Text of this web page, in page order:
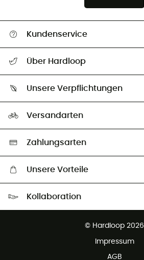
Kundenservice
Größentabelle
Vertrag widerrufen
Über Hardloop
Unsere Botschafter
Unsere Verpflichtungen
Auswahl an nachhaltigen Produkten
Versandarten
Zahlungsarten
Unsere Vorteile
Kollaboration
© Hardloop 2026
Impressum
AGB